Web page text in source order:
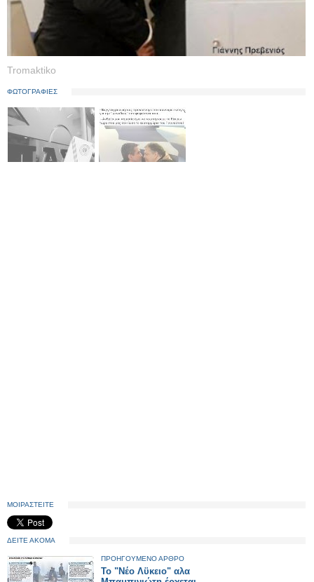
Tromaktiko
ΦΩΤΟΓΡΑΦΙΕΣ
ΜΟΙΡΑΣΤΕΙΤΕ
ΔΕΙΤΕ ΑΚΟΜΑ
ΠΡΟΗΓΟΥΜΕΝΟ ΑΡΘΡΟ
Το "Νέο Λϋκειο" αλα